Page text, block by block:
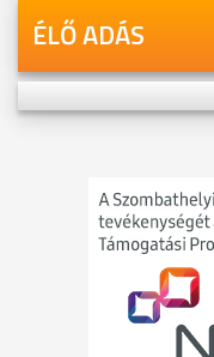
ÉLŐ ADÁS